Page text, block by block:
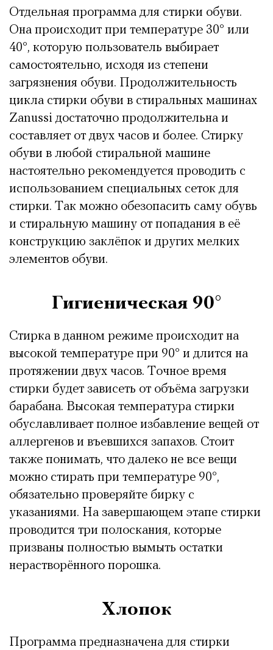
Отдельная программа для стирки обуви.
Она происходит при температуре 30° или
40°, которую пользователь выбирает
самостоятельно, исходя из степени
загрязнения обуви. Продолжительность
цикла стирки обуви в стиральных машинах
Zanussi достаточно продолжительна и
составляет от двух часов и более. Стирку
обуви в любой стиральной машине
настоятельно рекомендуется проводить с
использованием специальных сеток для
стирки. Так можно обезопасить саму обувь
и стиральную машину от попадания в её
конструкцию заклёпок и других мелких
элементов обуви.
Гигиеническая 90°
Стирка в данном режиме происходит на
высокой температуре при 90° и длится на
протяжении двух часов. Точное время
стирки будет зависеть от объёма загрузки
барабана. Высокая температура стирки
обуславливает полное избавление вещей от
аллергенов и въевшихся запахов. Стоит
также понимать, что далеко не все вещи
можно стирать при температуре 90°,
обязательно проверяйте бирку с
указаниями. На завершающем этапе стирки
проводится три полоскания, которые
призваны полностью вымыть остатки
нерастворённого порошка.
Хлопок
Программа предназначена для стирки